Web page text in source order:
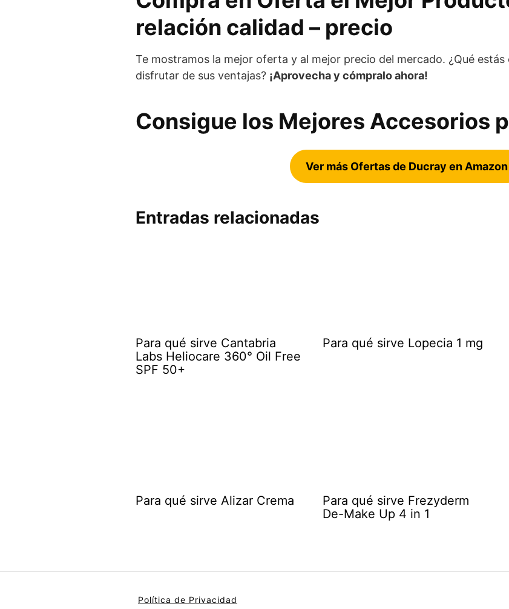
relación calidad – precio
Te mostramos la mejor oferta y al mejor precio del mercado. ¿Qué
disfrutar de sus ventajas? ¡Aprovecha y cómpralo ahora!
Consigue los Mejores Accesorios
Ver más Ofertas de Ducray en Amazon
Entradas relacionadas
Para qué sirve Cantabria
Labs Heliocare 360° Oil Free
SPF 50+
Para qué sirve Lopecia 1 mg
Para qué sirve Alizar Crema
Para qué sirve Frezyderm
De-Make Up 4 in 1
Política de Privacidad